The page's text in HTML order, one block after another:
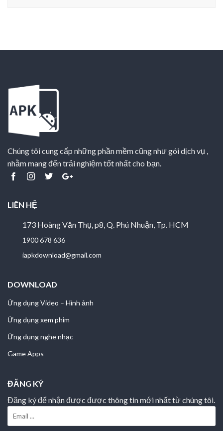
Chúng tôi cung cấp những phần mềm cũng như gói dịch vụ ,
nhằm mang đến trải nghiệm tốt nhất cho bạn.
LIÊN HỆ
173 Hoàng Văn Thụ, p8, Q. Phú Nhuận, Tp. HCM
1900 678 636
iapkdownload@gmail.com
DOWNLOAD
Ứng dụng Video – Hình ảnh
Ứng dụng xem phim
Ứng dụng nghe nhạc
Game Apps
ĐĂNG KÝ
Đăng ký để nhận được được thông tin mới nhất từ chúng tôi.